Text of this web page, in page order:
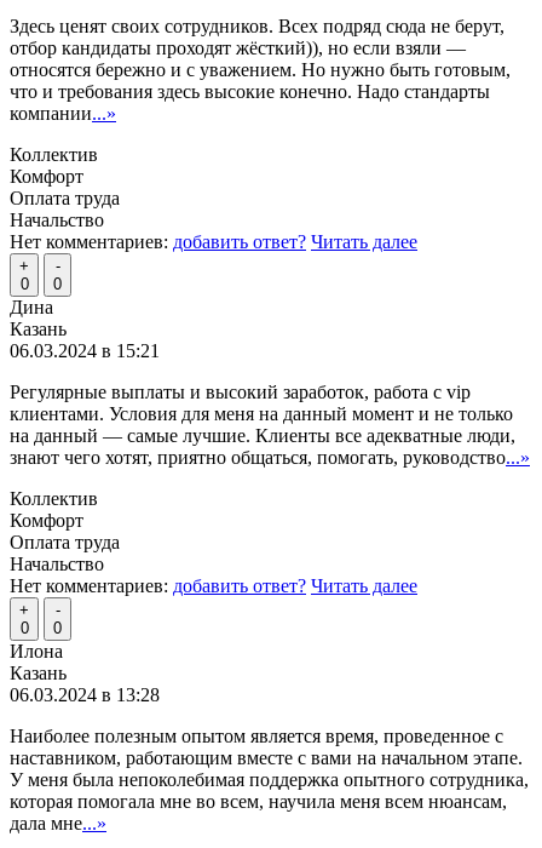
Здесь ценят своих сотрудников. Всех подряд сюда не берут,
отбор кандидаты проходят жёсткий)), но если взяли —
относятся бережно и с уважением. Но нужно быть готовым,
что и требования здесь высокие конечно. Надо стандарты
компании...»
Коллектив
Комфорт
Оплата труда
Начальство
Нет комментариев: добавить ответ? Читать далее
+
0
-
0
Дина
Казань
06.03.2024 в 15:21
Регулярные выплаты и высокий заработок, работа с vip
клиентами. Условия для меня на данный момент и не только
на данный — самые лучшие. Клиенты все адекватные люди,
знают чего хотят, приятно общаться, помогать, руководство...»
Коллектив
Комфорт
Оплата труда
Начальство
Нет комментариев: добавить ответ? Читать далее
+
0
-
0
Илона
Казань
06.03.2024 в 13:28
Наиболее полезным опытом является время, проведенное с
наставником, работающим вместе с вами на начальном этапе.
У меня была непоколебимая поддержка опытного сотрудника,
которая помогала мне во всем, научила меня всем нюансам,
дала мне...»